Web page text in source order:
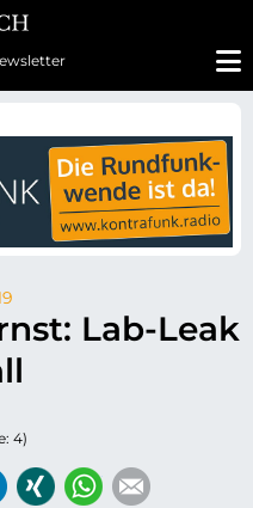
Lab-Leak
4)
LinkedIn
Xing WhatsApp